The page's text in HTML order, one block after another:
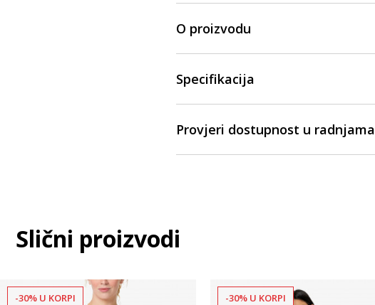
O proizvodu
Specifikacija
Provjeri dostupnost u radnjama
Slični proizvodi
-30% U KORPI -30% U KORPI